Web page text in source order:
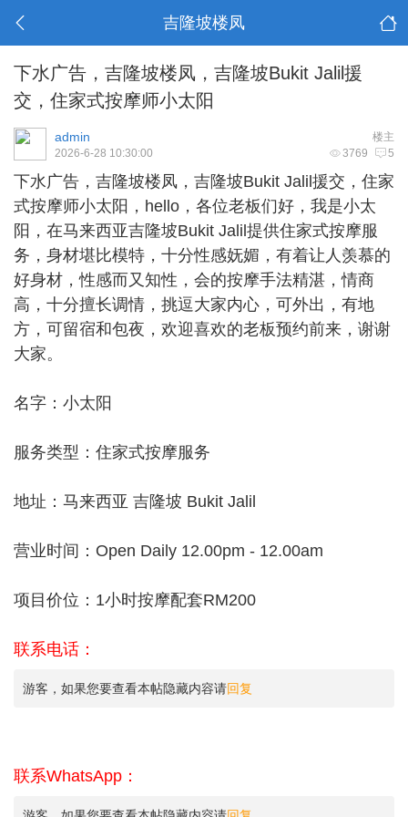
吉隆坡楼凤
下水广告，吉隆坡楼凤，吉隆坡Bukit Jalil援
交，住家式按摩师小太阳
楼主
admin
3769 5
2026-6-28 10:30:00
下水广告， 吉隆坡楼凤 ，吉隆坡Bukit Jalil援交，住家
式按摩师小太阳，hello，各位老板们好，我是小太
阳，在马来西亚吉隆坡Bukit Jalil提供住家式按摩服
务，身材堪比模特，十分性感妩媚，有着让人羡慕的
好身材，性感而又知性，会的按摩手法精湛，情商
高，十分擅长调情，挑逗大家内心，可外出，有地
方，可留宿和包夜，欢迎喜欢的老板预约前来，谢谢
大家。
名字：小太阳
服务类型：住家式按摩服务
地址：马来西亚 吉隆坡 Bukit Jalil
营业时间：Open Daily 12.00pm - 12.00am
项目价位：1小时按摩配套RM200
联系电话：
游客，如果您要查看本帖隐藏内容请回复
联系WhatsApp：